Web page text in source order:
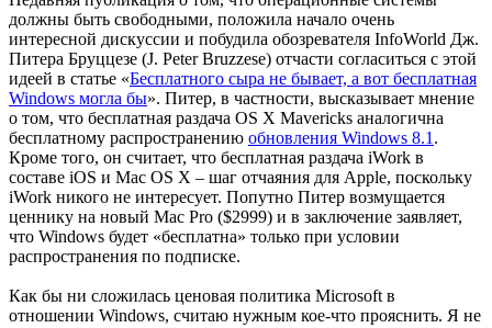
должны быть свободными, положила начало очень
интересной дискуссии и побудила обозревателя InfoWorld Дж.
Питера Бруццезе (J. Peter Bruzzese) отчасти согласиться с этой
идеей в статье «Бесплатного сыра не бывает, а вот бесплатная
Windows могла бы». Питер, в частности, высказывает мнение
о том, что бесплатная раздача OS X Mavericks аналогична
бесплатному распространению обновления Windows 8.1 .
Кроме того, он считает, что бесплатная раздача iWork в
составе iOS и Mac OS X – шаг отчаяния для Apple, поскольку
iWork никого не интересует. Попутно Питер возмущается
ценнику на новый Mac Pro ($2999) и в заключение заявляет,
что Windows будет «бесплатна» только при условии
распространения по подписке.
Как бы ни сложилась ценовая политика Microsoft в
отношении Windows, считаю нужным кое-что прояснить. Я не